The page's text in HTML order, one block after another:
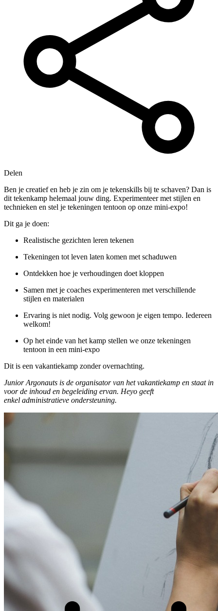
Delen
Ben je creatief en heb je zin om je tekenskills bij te schaven? Dan is
dit tekenkamp helemaal jouw ding. Experimenteer met stijlen en
technieken en stel je tekeningen tentoon op onze mini-expo!
Dit ga je doen:
Realistische gezichten leren tekenen
Tekeningen tot leven laten komen met schaduwen
Ontdekken hoe je verhoudingen doet kloppen
Samen met je coaches experimenteren met verschillende
stijlen en materialen
Ervaring is niet nodig. Volg gewoon je eigen tempo. Iedereen
welkom!
Op het einde van het kamp stellen we onze tekeningen
tentoon in een mini-expo
Dit is een vakantiekamp zonder overnachting.
Junior Argonauts is de organisator van het vakantiekamp en staat in
voor de inhoud en begeleiding ervan. Heyo geeft
enkel administratieve ondersteuning.